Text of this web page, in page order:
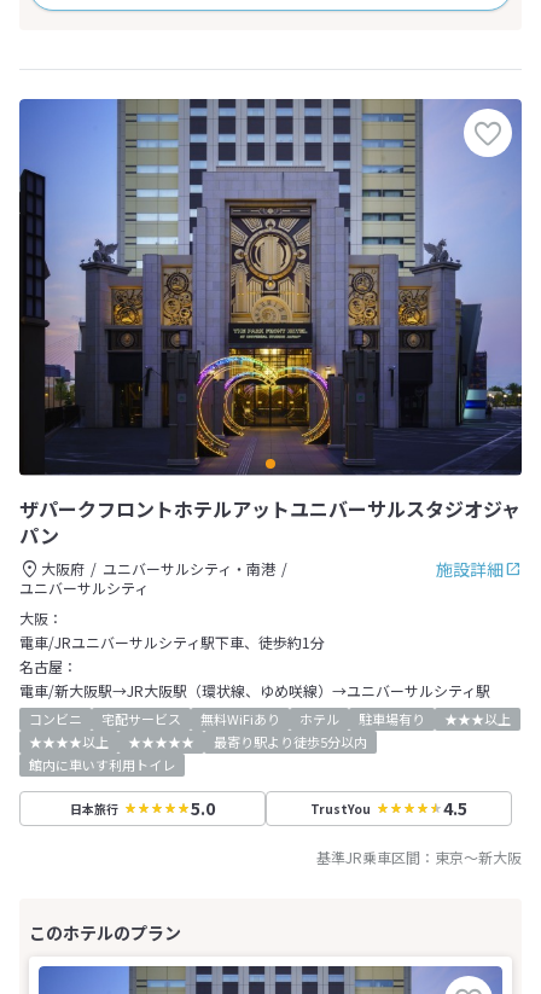
ザパークフロントホテルアットユニバーサルスタジオジャ
パン
施設詳細
大阪府
ユニバーサルシティ・南港
ユニバーサルシティ
大阪：
電車/JRユニバーサルシティ駅下車、徒歩約1分
名古屋：
電車/新大阪駅→JR大阪駅（環状線、ゆめ咲線）→ユニバーサルシティ駅
コンビニ 宅配サービス 無料WiFiあり ホテル 駐車場有り
★★★以上
★★★★以上
★★★★★
最寄り駅より徒歩5分以内
館内に車いす利用トイレ
日本旅行 5.0 TrustYou 4.5
基準JR乗車区間： 東京～新大阪